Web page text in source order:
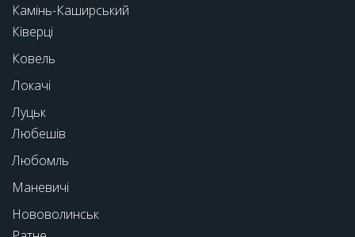
Камінь-Каширський
Ківерці
Ковель
Локачі
Луцьк
Любешів
Любомль
Маневичі
Нововолинськ